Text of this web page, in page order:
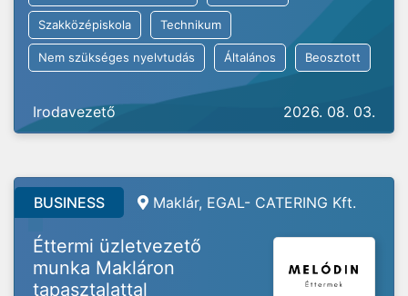
Szakközépiskola Technikum
Nem szükséges nyelvtudás Általános Beosztott
Irodavezető 2026. 08. 03.
BUSINESS Maklár, EGAL- CATERING Kft.
Éttermi üzletvezető
munka Makláron
tapasztalattal